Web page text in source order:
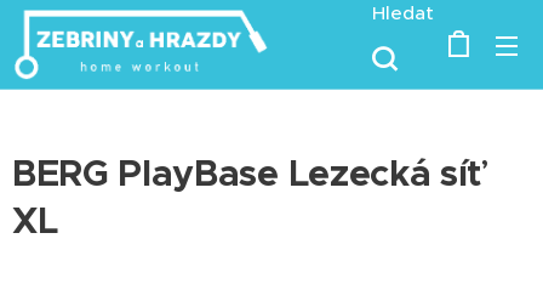
Hledat
BERG PlayBase Lezecká síť
XL